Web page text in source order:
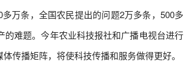
万条，全国农民提出的问题2万多条，500多
难题。今年农业科技报社和广播电视台进行
传播矩阵，将使科技传播和服务做得更好。